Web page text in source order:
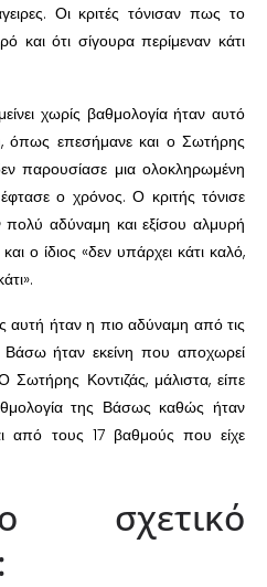
Οι κριτές τόνισαν πως το
και ότι σίγουρα περίμεναν κάτι
χωρίς βαθμολογία ήταν αυτό
όπως επεσήμανε και ο Σωτήρης
παρουσίασε μια ολοκληρωμένη
ο χρόνος. Ο κριτής τόνισε
αδύναμη και εξίσου αλμυρή
ο ίδιος «δεν υπάρχει κάτι καλό,
αυτή ήταν η πιο αδύναμη από τις
Βάσω ήταν εκείνη που αποχωρεί
Κοντιζάς, μάλιστα, είπε
της Βάσως καθώς ήταν
από τους 17 βαθμούς που είχε
σχετικό